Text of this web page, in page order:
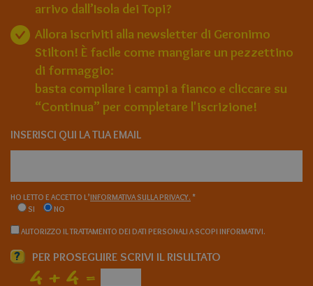
arrivo dall’Isola dei Topi?
Allora iscriviti alla newsletter di Geronimo
Stilton! È facile come mangiare un pezzettino
di formaggio:
basta compilare i campi a fianco e cliccare su
“Continua” per completare l'iscrizione!
INSERISCI QUI LA TUA EMAIL
HO LETTO E ACCETTO L’INFORMATIVA SULLA PRIVACY. *
SI
NO
AUTORIZZO IL TRATTAMENTO DEI DATI PERSONALI A SCOPI INFORMATIVI.
? PER PROSEGUIRE SCRIVI IL RISULTATO